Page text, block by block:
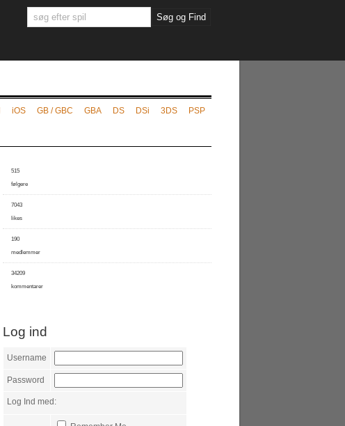
iOS GB / GBC GBA DS DSi 3DS PSP
515
følgere
7043
likes
190
medlemmer
34209
kommentarer
Log ind
Username
Password
Log Ind med: